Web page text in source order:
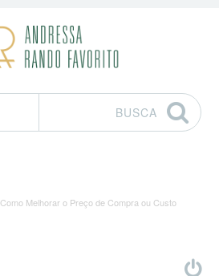
BUSCA
Como Melhorar o Preço de Compra ou Custo